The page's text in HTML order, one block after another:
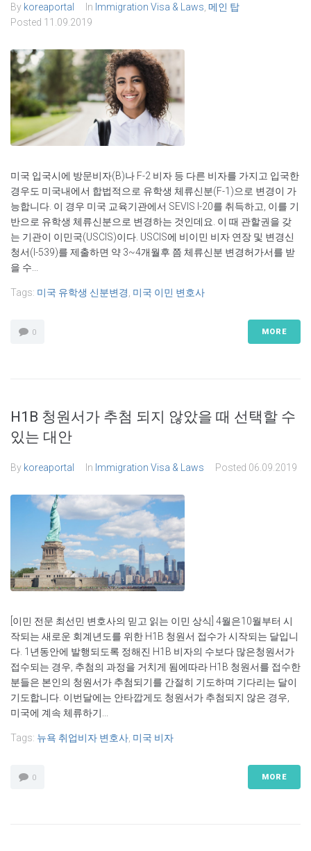
By koreaportal In Immigration Visa & Laws 메인 탑
Posted 11.09.2019
미국 입국시에 방문비자(B)나 F-2 비자 등 다른 비자를 가지고 입국한
경우도 미국내에서 합법적으로 유학생 체류신분(F-1)으로 변경이 가
능합니다. 이 경우 미국 교육기관에서 SEVIS I-20를 취득하고, 이를 기
반으로 유학생 체류신분으로 변경하는 것인데요. 이 때 관할권을 갖
는 기관이 이민국(USCIS)이다. USCIS에 비이민 비자 연장 및 변경신
청서(I-539)를 제출하면 약 3~4개월후 쯤 체류신분 변경허가서를 받
을 수...
Tags: 미국 유학생 신분변경 미국 이민 변호사
0 MORE
H1B 청원서가 추첨 되지 않았을 때 선택할 수
있는 대안
By koreaportal In Immigration Visa & Laws Posted 06.09.2019
[이민 전문 최선민 변호사의 믿고 읽는 이민 상식] 4월은10월부터 시
작되는 새로운 회계년도를 위한 H1B 청원서 접수가 시작되는 달입니
다. 1년동안에 발행되도록 정해진 H1B 비자의 수보다 많은청원서가
접수되는 경우, 추첨의 과정을 거치게 됨에따라 H1B 청원서를 접수한
분들은 본인의 청원서가 추첨되기를 간절히 기도하며 기다리는 달이
기도합니다. 이번달에는 안타깝게도 청원서가 추첨되지 않은 경우,
미국에 계속 체류하기...
Tags: 뉴욕 취업비자 변호사, 미국 비자
0 MORE